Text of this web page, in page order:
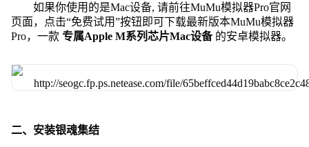
如果你使用的是Mac设备, 请前往MuMu模拟器Pro官网
页面，点击“免费试用”按钮即可下载最新版本MuMu模拟器
Pro，一款 专属Apple M系列芯片Mac设备 的安卓模拟器。
二、安装银魂集结